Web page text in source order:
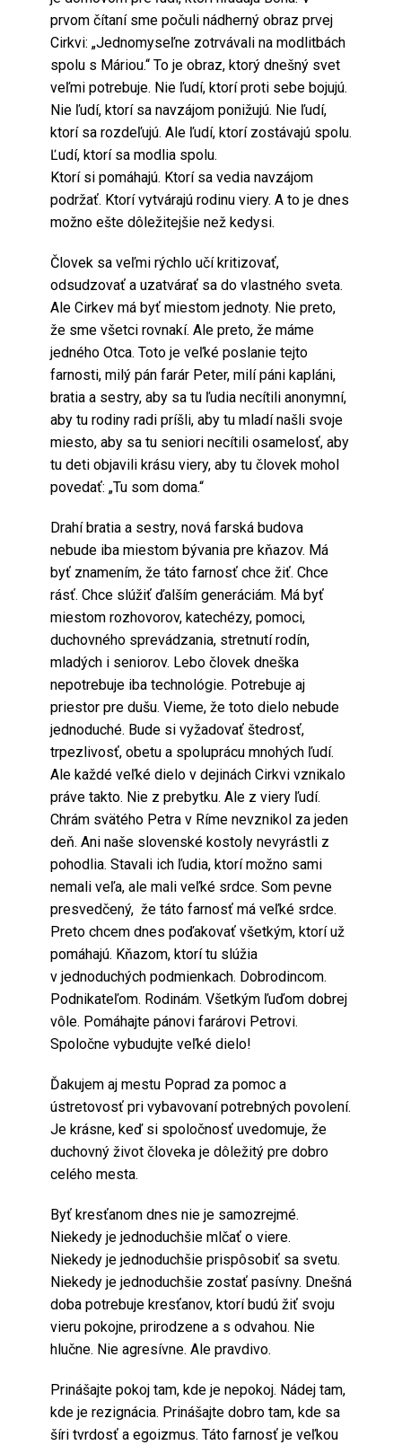
prvom čítaní sme počuli nádherný obraz prvej
Cirkvi: „Jednomyseľne zotrvávali na modlitbách
spolu s Máriou.“ To je obraz, ktorý dnešný svet
veľmi potrebuje. Nie ľudí, ktorí proti sebe bojujú.
Nie ľudí, ktorí sa navzájom ponižujú. Nie ľudí,
ktorí sa rozdeľujú. Ale ľudí, ktorí zostávajú spolu.
Ľudí, ktorí sa modlia spolu.
Ktorí si pomáhajú. Ktorí sa vedia navzájom
podržať. Ktorí vytvárajú rodinu viery. A to je dnes
možno ešte dôležitejšie než kedysi.
Človek sa veľmi rýchlo učí kritizovať,
odsudzovať a uzatvárať sa do vlastného sveta.
Ale Cirkev má byť miestom jednoty. Nie preto,
že sme všetci rovnakí. Ale preto, že máme
jedného Otca. Toto je veľké poslanie tejto
farnosti, milý pán farár Peter, milí páni kapláni,
bratia a sestry, aby sa tu ľudia necítili anonymní,
aby tu rodiny radi príšli, aby tu mladí našli svoje
miesto, aby sa tu seniori necítili osamelosť, aby
tu deti objavili krásu viery, aby tu človek mohol
povedať: „Tu som doma.“
Drahí bratia a sestry, nová farská budova
nebude iba miestom bývania pre kňazov. Má
byť znamením, že táto farnosť chce žiť. Chce
rásť. Chce slúžiť ďalším generáciám. Má byť
miestom rozhovorov, katechézy, pomoci,
duchovného sprevádzania, stretnutí rodín,
mladých i seniorov. Lebo človek dneška
nepotrebuje iba technológie. Potrebuje aj
priestor pre dušu. Vieme, že toto dielo nebude
jednoduché. Bude si vyžadovať štedrosť,
trpezlivosť, obetu a spoluprácu mnohých ľudí.
Ale každé veľké dielo v dejinách Cirkvi vznikalo
práve takto. Nie z prebytku. Ale z viery ľudí.
Chrám svätého Petra v Ríme nevznikol za jeden
deň. Ani naše slovenské kostoly nevyrástli z
pohodlia. Stavali ich ľudia, ktorí možno sami
nemali veľa, ale mali veľké srdce. Som pevne
presvedčený, že táto farnosť má veľké srdce.
Preto chcem dnes poďakovať všetkým, ktorí už
pomáhajú. Kňazom, ktorí tu slúžia
v jednoduchých podmienkach. Dobrodincom.
Podnikateľom. Rodinám. Všetkým ľuďom dobrej
vôle. Pomáhajte pánovi farárovi Petrovi.
Spoločne vybudujte veľké dielo!
Ďakujem aj mestu Poprad za pomoc a
ústretovosť pri vybavovaní potrebných povolení.
Je krásne, keď si spoločnosť uvedomuje, že
duchovný život človeka je dôležitý pre dobro
celého mesta.
Byť kresťanom dnes nie je samozrejmé.
Niekedy je jednoduchšie mlčať o viere.
Niekedy je jednoduchšie prispôsobiť sa svetu.
Niekedy je jednoduchšie zostať pasívny. Dnešná
doba potrebuje kresťanov, ktorí budú žiť svoju
vieru pokojne, prirodzene a s odvahou. Nie
hlučne. Nie agresívne. Ale pravdivo.
Prinášajte pokoj tam, kde je nepokoj. Nádej tam,
kde je rezignácia. Prinášajte dobro tam, kde sa
šíri tvrdosť a egoizmus. Táto farnosť je veľkou